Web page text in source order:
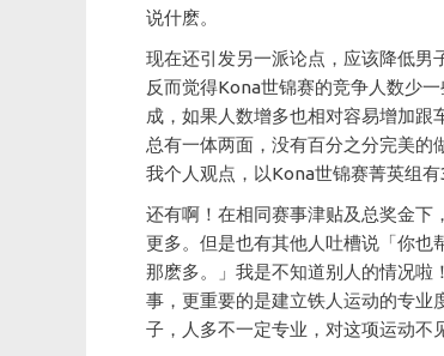
说什麽。
现在还引发另一派论点，应该降低男
反而觉得Kona世锦赛的竞争人数少
成，如果人数增多也相对容易增加
总有一体两面，没有百分之分完美的
我个人观点，以Kona世锦赛菁英组
还有啊！在相同赛事津贴及总奖金下
更多。但是也有其他人吐槽说「你也
那麽多。」我是不知道别人的情况啦
事，更重要的是建立铁人运动的专业
子，人多不一定专业，对这项运动不